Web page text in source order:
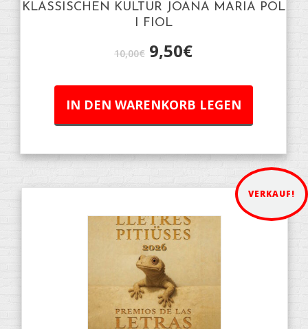
KLASSISCHEN KULTUR JOANA MARIA POL
I FIOL
10,00€ 9,50€
IN DEN WARENKORB LEGEN
VERKAUF!